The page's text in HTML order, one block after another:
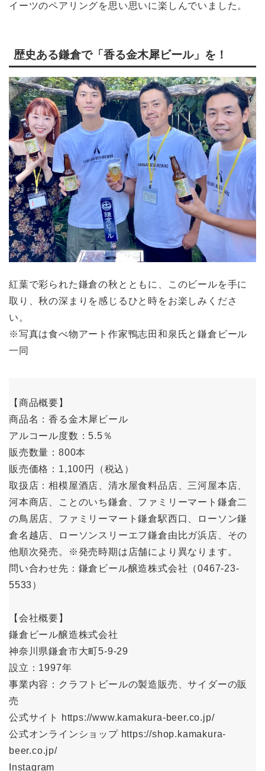
イーツのペアリングを思い思いに楽しんでいました。
歴史ある鎌倉で「香る金木犀ビール」を！
紅葉で彩られた鎌倉の秋とともに、このビールを手に
取り、秋の深まりを感じるひと時をお楽しみくださ
い。
※写真は食べ物アート作家鴨志田和泉氏と鎌倉ビール
一同
【商品概要】
商品名：香る金木犀ビール
アルコール度数：5.5％
販売数量：800本
販売価格：1,100円（税込）
取扱店：相模屋酒店、清水屋食料品店、三河屋本店、
河本商店、ことのいち鎌倉、ファミリーマート鎌倉二
の鳥居店、ファミリーマート鎌倉駅西口、ローソン鎌
倉名越店、ローソンスリーエフ鎌倉由比ガ浜店、その
他順次発売。※発売時期は店舗により異なります。
問い合わせ先：鎌倉ビール醸造株式会社（0467-23-
5533）
【会社概要】
鎌倉ビール醸造株式会社
神奈川県鎌倉市大町5-9-29
設立：1997年
事業内容：クラフトビールの製造販売、サイダーの販
売
公式サイト https://www.kamakura-beer.co.jp/
公式オンラインショップ https://shop.kamakura-
beer.co.jp/
Instagram